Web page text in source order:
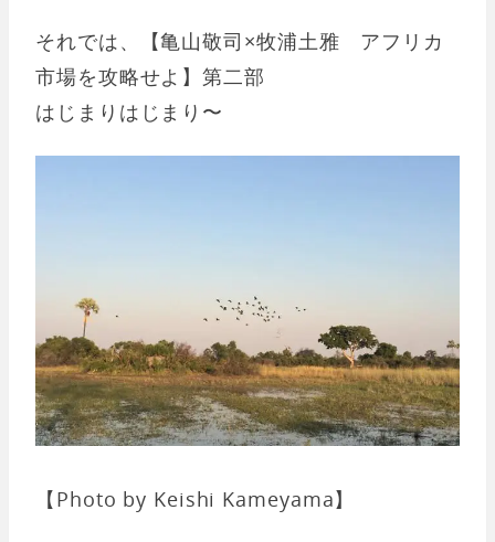
それでは、【亀山敬司×牧浦土雅 アフリカ
市場を攻略せよ】第二部
はじまりはじまり〜
【Photo by Keishi Kameyama】